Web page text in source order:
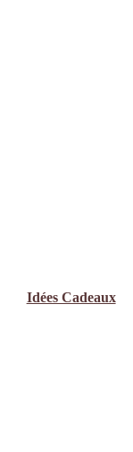
Idées Cadeaux